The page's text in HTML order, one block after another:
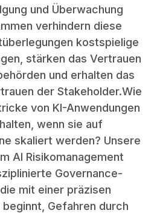
und Überwachung
verhindern diese
kostspielige
stärken das Vertrauen
und erhalten das
der Stakeholder.Wie
von KI-Anwendungen
wenn sie auf
skaliert werden? Unsere
AI Risikomanagement
Governance-
mit einer präzisen
beginnt, Gefahren durch